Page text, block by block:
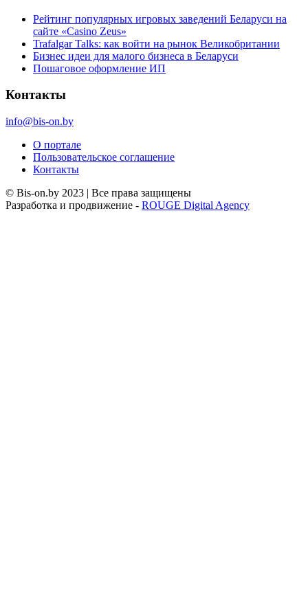
Рейтинг популярных игровых заведений Беларуси на
сайте «Casino Zeus»
Trafalgar Talks: как войти на рынок Великобритании
Бизнес идеи для малого бизнеса в Беларуси
Пошаговое оформление ИП
Контакты
info@bis-on.by
О портале
Пользовательское соглашение
Контакты
© Bis-on.by 2023 | Все права защищены
Разработка и продвижение - ROUGE Digital Agency